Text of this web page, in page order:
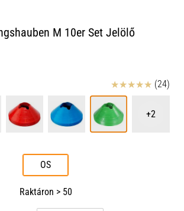
M 10er Set Jelölő
Értékelés (24)
+2
OS
Raktáron > 50